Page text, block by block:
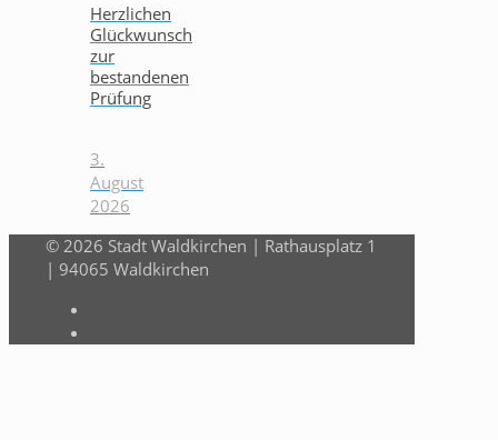
Herzlichen
Glückwunsch
zur
bestandenen
Prüfung
3.
August
2026
© 2026 Stadt Waldkirchen | Rathausplatz 1
| 94065 Waldkirchen